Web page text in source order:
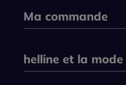
Ma commande
helline et la mode